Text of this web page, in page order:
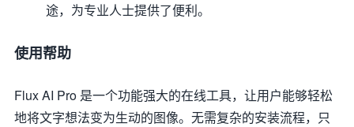
途，为专业人士提供了便利。
使用帮助
Flux AI Pro 是一个功能强大的在线工具，让用户能够轻松
地将文字想法变为生动的图像。无需复杂的安装流程，只